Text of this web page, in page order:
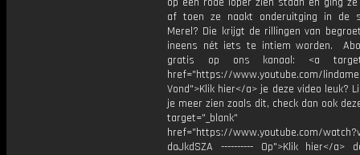
af toen ze naakt onderuitging in de
Merel? Die krijgt de rillingen van
ineens nét iets te intiem worden.
gratis op ons kanaal: <a
href="https://www.youtube.com/
Vond">Klik hier</a> je deze video leuk?
je meer zien zoals dit, check dan ook
target="_blank"
href="https://www.youtube.com/
daJkdSZA ---------- Op">Klik hier</a>